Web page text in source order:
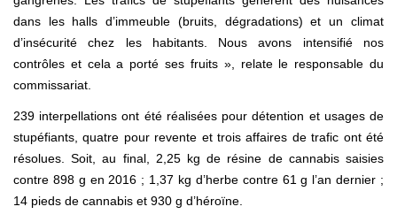
dans les halls d’immeuble (bruits, dégradations) et un climat
d’insécurité chez les habitants. Nous avons intensifié nos
contrôles et cela a porté ses fruits », relate le responsable du
commissariat.
239 interpellations ont été réalisées pour détention et usages de
stupéfiants, quatre pour revente et trois affaires de trafic ont été
résolues. Soit, au final, 2,25 kg de résine de cannabis saisies
contre 898 g en 2016 ; 1,37 kg d’herbe contre 61 g l’an dernier ;
14 pieds de cannabis et 930 g d’héroïne.